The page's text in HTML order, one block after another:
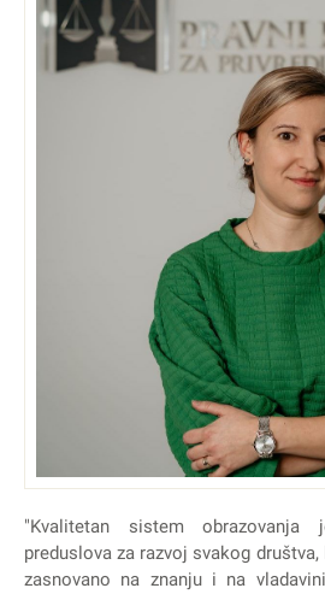
"Kvalitetan sistem
preduslova za razvoj svakog
zasnovano na znanju i na